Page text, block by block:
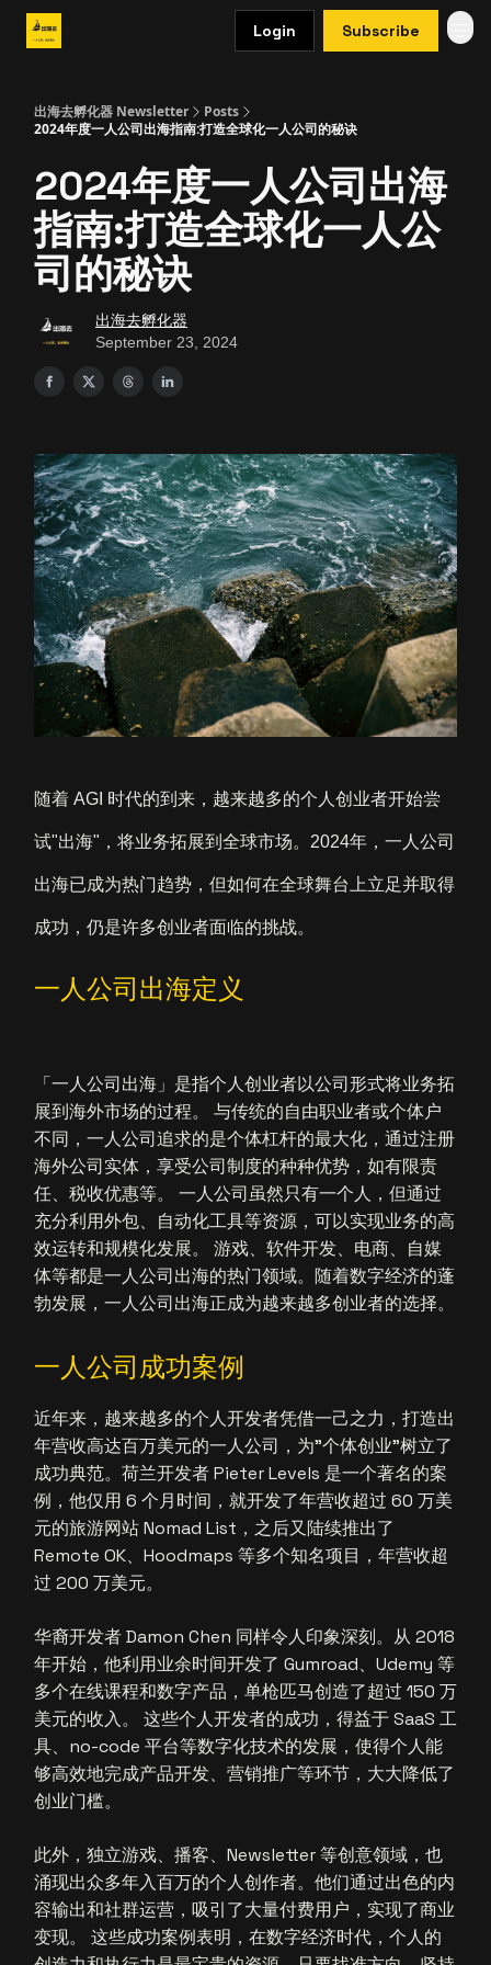
Login Subscribe
出海去孵化器 Newsletter
Posts
2024年度一人公司出海指南:打造全球化一人公司的秘诀
2024年度一人公司出海
指南:打造全球化一人公
司的秘诀
出海去孵化器
September 23, 2024
随着 AGI 时代的到来，越来越多的个人创业者开始尝
试"出海"，将业务拓展到全球市场。2024年，一人公司
出海已成为热门趋势，但如何在全球舞台上立足并取得
成功，仍是许多创业者面临的挑战。
一人公司出海定义
「一人公司出海」是指个人创业者以公司形式将业务拓
展到海外市场的过程。 与传统的自由职业者或个体户
不同，一人公司追求的是个体杠杆的最大化，通过注册
海外公司实体，享受公司制度的种种优势，如有限责
任、税收优惠等。 一人公司虽然只有一个人，但通过
充分利用外包、自动化工具等资源，可以实现业务的高
效运转和规模化发展。 游戏、软件开发、电商、自媒
体等都是一人公司出海的热门领域。随着数字经济的蓬
勃发展，一人公司出海正成为越来越多创业者的选择。
一人公司成功案例
近年来，越来越多的个人开发者凭借一己之力，打造出
年营收高达百万美元的一人公司，为"个体创业"树立了
成功典范。荷兰开发者 Pieter Levels 是一个著名的案
例，他仅用 6 个月时间，就开发了年营收超过 60 万美
元的旅游网站 Nomad List，之后又陆续推出了
Remote OK、Hoodmaps 等多个知名项目，年营收超
过 200 万美元。
华裔开发者 Damon Chen 同样令人印象深刻。从 2018
年开始，他利用业余时间开发了 Gumroad、Udemy 等
多个在线课程和数字产品，单枪匹马创造了超过 150 万
美元的收入。 这些个人开发者的成功，得益于 SaaS 工
具、no-code 平台等数字化技术的发展，使得个人能
够高效地完成产品开发、营销推广等环节，大大降低了
创业门槛。
此外，独立游戏、播客、Newsletter 等创意领域，也
涌现出众多年入百万的个人创作者。他们通过出色的内
容输出和社群运营，吸引了大量付费用户，实现了商业
变现。 这些成功案例表明，在数字经济时代，个人的